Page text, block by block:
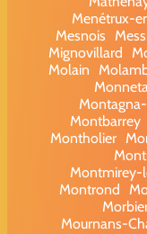
Menétrux-
Mesnois
Mignovillard
Molain
Montbarrey
Montholier
Montmirey-
Montrond
Mournans-